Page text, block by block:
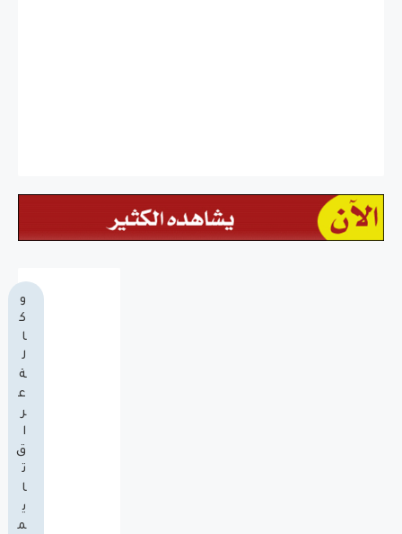
و
ك
ا
ل
ة
ع
ر
ا
ق
ت
ا
ي
م